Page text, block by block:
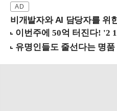
비개발자와 AI 담당자를 위한 하네스 엔지